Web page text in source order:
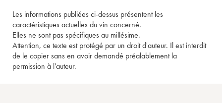
Les informations publiées ci-dessus présentent les
caractéristiques actuelles du vin concerné.
Elles ne sont pas spécifiques au millésime.
Attention, ce texte est protégé par un droit d'auteur. Il est interdit
de le copier sans en avoir demandé préalablement la
permission à l'auteur.